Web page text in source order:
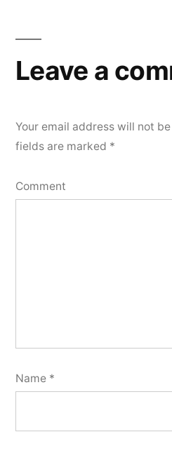
Leave a
Your email address will not
fields are marked *
Comment
Name *